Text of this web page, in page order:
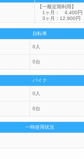
【一般定期利用】
1ヶ月： 4,400円
3ヶ月：12,900円
自転車
0人
0台
バイク
0人
0台
一時使用状況